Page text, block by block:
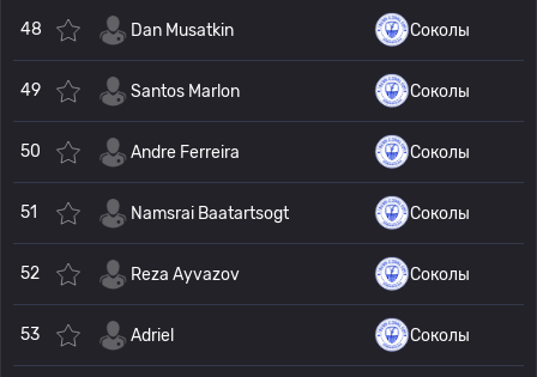
48 Dan Musatkin Соколы
49 Santos Marlon Соколы
50 Andre Ferreira Соколы
51 Namsrai Baatartsogt Соколы
52 Reza Ayvazov Соколы
53 Adriel Соколы